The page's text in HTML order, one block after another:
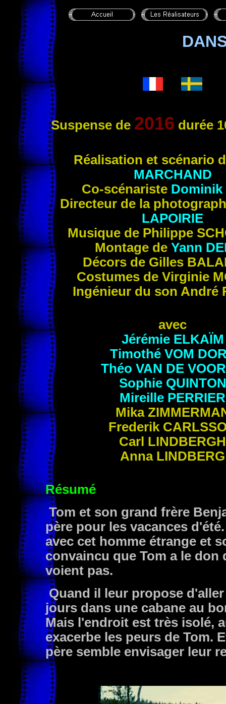
Suspense de 2016 durée
Réalisation et scénario
MARCHAND
Co-scénariste Dominik
Directeur de la
LAPOIRIE
Musique de Philippe
Montage de Yann
Décors de Gilles
Costumes de Virginie
Ingénieur du son André
avec
Jérémie ELKAÏM
Timothé VOM
Théo VAN DE
Sophie QUINTON
Mireille PERRIER
Mika
Frederik
Carl LINDBERGH
Anna LINDBERG
Résumé
Tom et son grand frère
père pour les vacances
avec cet homme étrange et
convaincu que Tom a le don
voient pas.
Quand il leur propose
jours dans une cabane au
Mais l'endroit est très isolé,
exacerbe les peurs de Tom.
père semble envisager leur